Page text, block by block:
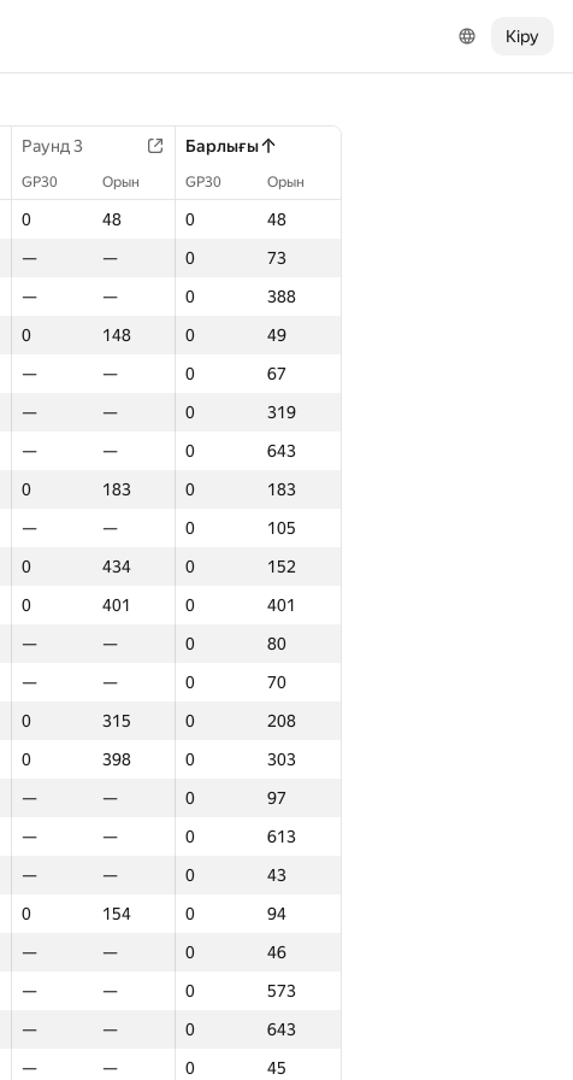
Кіру
Раунд 3 Барлығы
GP30 Орын GP30 Орын
0 48 0
48
— — 0
73
— — 0
388
0 148 0
49
— — 0
67
— — 0
319
— — 0
643
0 183 0
183
— — 0
105
0 434 0
152
0 401 0
401
— — 0
80
— — 0
70
0 315 0
208
0 398 0
303
— — 0
97
— — 0
613
— — 0
43
0 154 0
94
— — 0
46
— — 0
573
— — 0
643
— — 0
45
Барлығы
GP30 Орын